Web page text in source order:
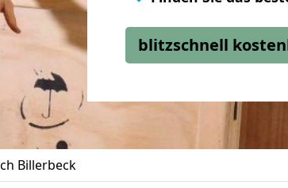
blitzschnell
Billerbeck